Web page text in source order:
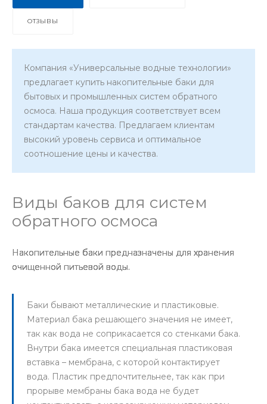
ОТЗЫВЫ
Компания «Универсальные водные технологии»
предлагает купить накопительные баки для
бытовых и промышленных систем обратного
осмоса. Наша продукция соответствует всем
стандартам качества. Предлагаем клиентам
высокий уровень сервиса и оптимальное
соотношение цены и качества.
Виды баков для систем
обратного осмоса
Накопительные баки предназначены для хранения
очищенной питьевой воды.
Баки бывают металлические и пластиковые.
Материал бака решающего значения не имеет,
так как вода не соприкасается со стенками бака.
Внутри бака имеется специальная пластиковая
вставка – мембрана, с которой контактирует
вода. Пластик предпочтительнее, так как при
прорыве мембраны бака вода не будет